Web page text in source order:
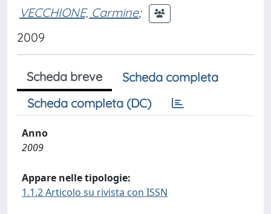
VECCHIONE, Carmine;
2009
Scheda breve
Scheda completa
Scheda completa (DC)
Anno
2009
Appare nelle tipologie:
1.1.2 Articolo su rivista con ISSN